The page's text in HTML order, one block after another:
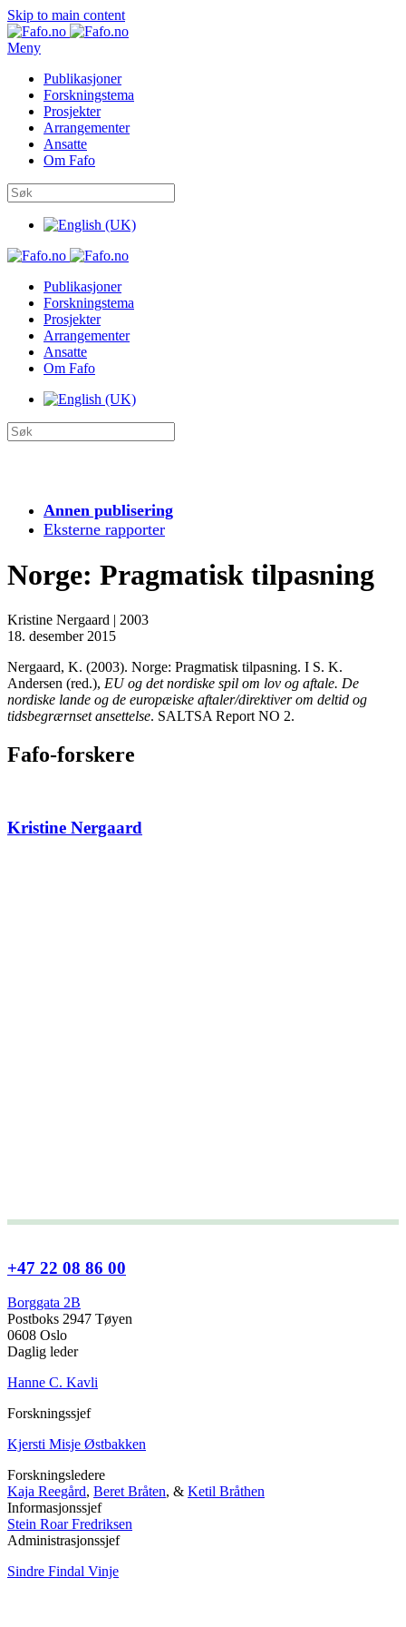
Skip to main content
Meny
Publikasjoner
Forskningstema
Prosjekter
Arrangementer
Ansatte
Om Fafo
Publikasjoner
Forskningstema
Prosjekter
Arrangementer
Ansatte
Om Fafo
Annen publisering
Eksterne rapporter
Norge: Pragmatisk tilpasning
Kristine Nergaard | 2003
18. desember 2015
Nergaard, K. (2003). Norge: Pragmatisk tilpasning. I S. K.
Andersen (red.), EU og det nordiske spil om lov og aftale. De
nordiske lande og de europæiske aftaler/direktiver om deltid og
tidsbegrærnset ansettelse. SALTSA Report NO 2.
Fafo-forskere
Kristine Nergaard
+47 22 08 86 00
Borggata 2B
Postboks 2947 Tøyen
0608 Oslo
Daglig leder
Hanne C. Kavli
Forskningssjef
Kjersti Misje Østbakken
Forskningsledere
Kaja Reegård, Beret Bråten, & Ketil Bråthen
Informasjonssjef
Stein Roar Fredriksen
Administrasjonssjef
Sindre Findal Vinje